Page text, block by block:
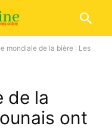
mondiale de la bière : Les
de la
ont